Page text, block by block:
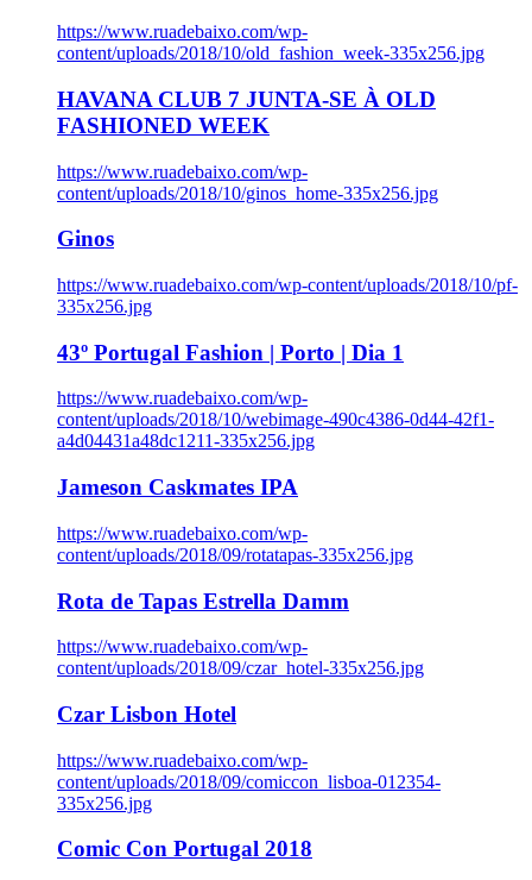
https://www.ruadebaixo.com/wp-
content/uploads/2018/10/old_fashion_week-335x256.jpg
HAVANA CLUB 7 JUNTA-SE À OLD
FASHIONED WEEK
https://www.ruadebaixo.com/wp-
content/uploads/2018/10/ginos_home-335x256.jpg
Ginos
https://www.ruadebaixo.com/wp-content/uploads/2018/10/pf-
335x256.jpg
43º Portugal Fashion | Porto | Dia 1
https://www.ruadebaixo.com/wp-
content/uploads/2018/10/webimage-490c4386-0d44-42f1-
a4d04431a48dc1211-335x256.jpg
Jameson Caskmates IPA
https://www.ruadebaixo.com/wp-
content/uploads/2018/09/rotatapas-335x256.jpg
Rota de Tapas Estrella Damm
https://www.ruadebaixo.com/wp-
content/uploads/2018/09/czar_hotel-335x256.jpg
Czar Lisbon Hotel
https://www.ruadebaixo.com/wp-
content/uploads/2018/09/comiccon_lisboa-012354-
335x256.jpg
Comic Con Portugal 2018